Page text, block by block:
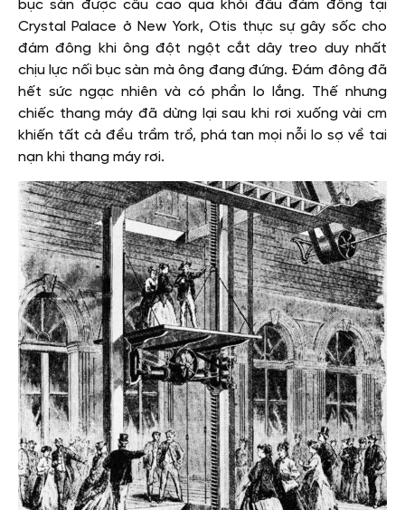
bục sàn được cẩu cao qua khỏi đầu đám đông tại
Crystal Palace ở New York, Otis thực sự gây sốc cho
đám đông khi ông đột ngột cắt dây treo duy nhất
chịu lực nối bục sàn mà ông đang đứng. Đám đông đã
hết sức ngạc nhiên và có phần lo lắng. Thế nhưng
chiếc thang máy đã dừng lại sau khi rơi xuống vài cm
khiến tất cả đều trầm trồ, phá tan mọi nỗi lo sợ về tai
nạn khi thang máy rơi.